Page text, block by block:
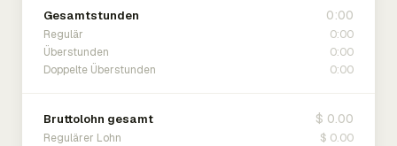
Gesamtstunden 0:00
Regulär 0:00
Überstunden 0:00
Doppelte Überstunden 0:00
Bruttolohn gesamt $ 0.00
Regulärer Lohn $ 0.00